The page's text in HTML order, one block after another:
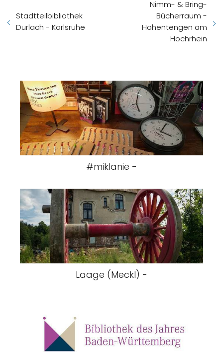
Stadtteilbibliothek
Durlach - Karlsruhe
Nimm- & Bring-
Bücherraum -
Hohentengen am
Hochrhein
#miklanie -
Laage (Meckl) -